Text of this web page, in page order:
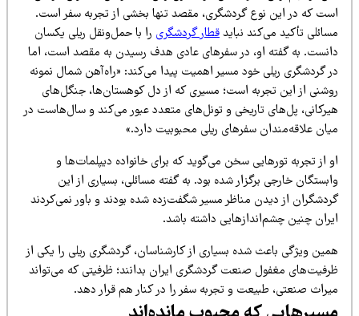
که در این نوع گردشگری، مقصد تنها بخشی از تجربه سفر است.
تأکید می‌کند نباید قطار گردشگریرا با حمل‌ونقل ریلی یکسان
به گفته او، در سفرهای عادی هدف رسیدن به مقصد است، اما
گردشگری ریلی خود مسیر اهمیت پیدا می‌کند: «راه‌آهن شمال نمونه
از این تجربه است؛ مسیری که از دل کوهستان‌ها، جنگل‌های
پل‌های تاریخی و تونل‌های متعدد عبور می‌کند و سال‌هاست در
علاقه‌مندان سفرهای ریلی محبوبیت دارد.»
از تجربه تورهایی سخن می‌گوید که برای خانواده دیپلمات‌ها و
خارجی برگزار شده بود. به گفته مسائلی، بسیاری از این
از دیدن مناظر مسیر شگفت‌زده شده بودند و باور نمی‌کردند
چنین چشم‌اندازهایی داشته باشد.
ویژگی باعث شده بسیاری از کارشناسان، گردشگری ریلی را یکی از
مغفول صنعت گردشگری ایران بدانند؛ ظرفیتی که می‌تواند
صنعتی، طبیعت و تجربه سفر را در کنار هم قرار دهد.